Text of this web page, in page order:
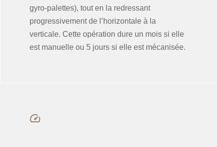
gyro-palettes), tout en la redressant
progressivement de l’horizontale à la
verticale. Cette opération dure un mois si elle
est manuelle ou 5 jours si elle est mécanisée.